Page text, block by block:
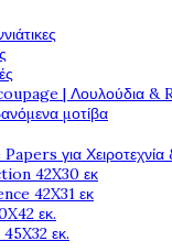
| Λουλούδια &
μοτίβα
για Χειροτεχνία
42X30 εκ
42X31 εκ
εκ.
εκ.